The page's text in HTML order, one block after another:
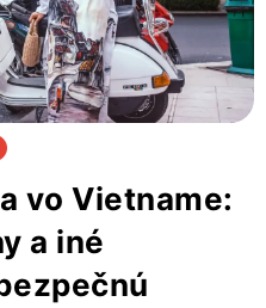
vo Vietname:
a iné